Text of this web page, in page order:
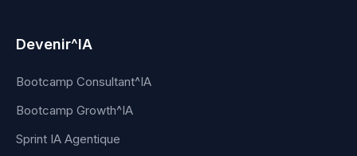
Devenir^IA
Bootcamp Consultant^IA
Bootcamp Growth^IA
Sprint IA Agentique